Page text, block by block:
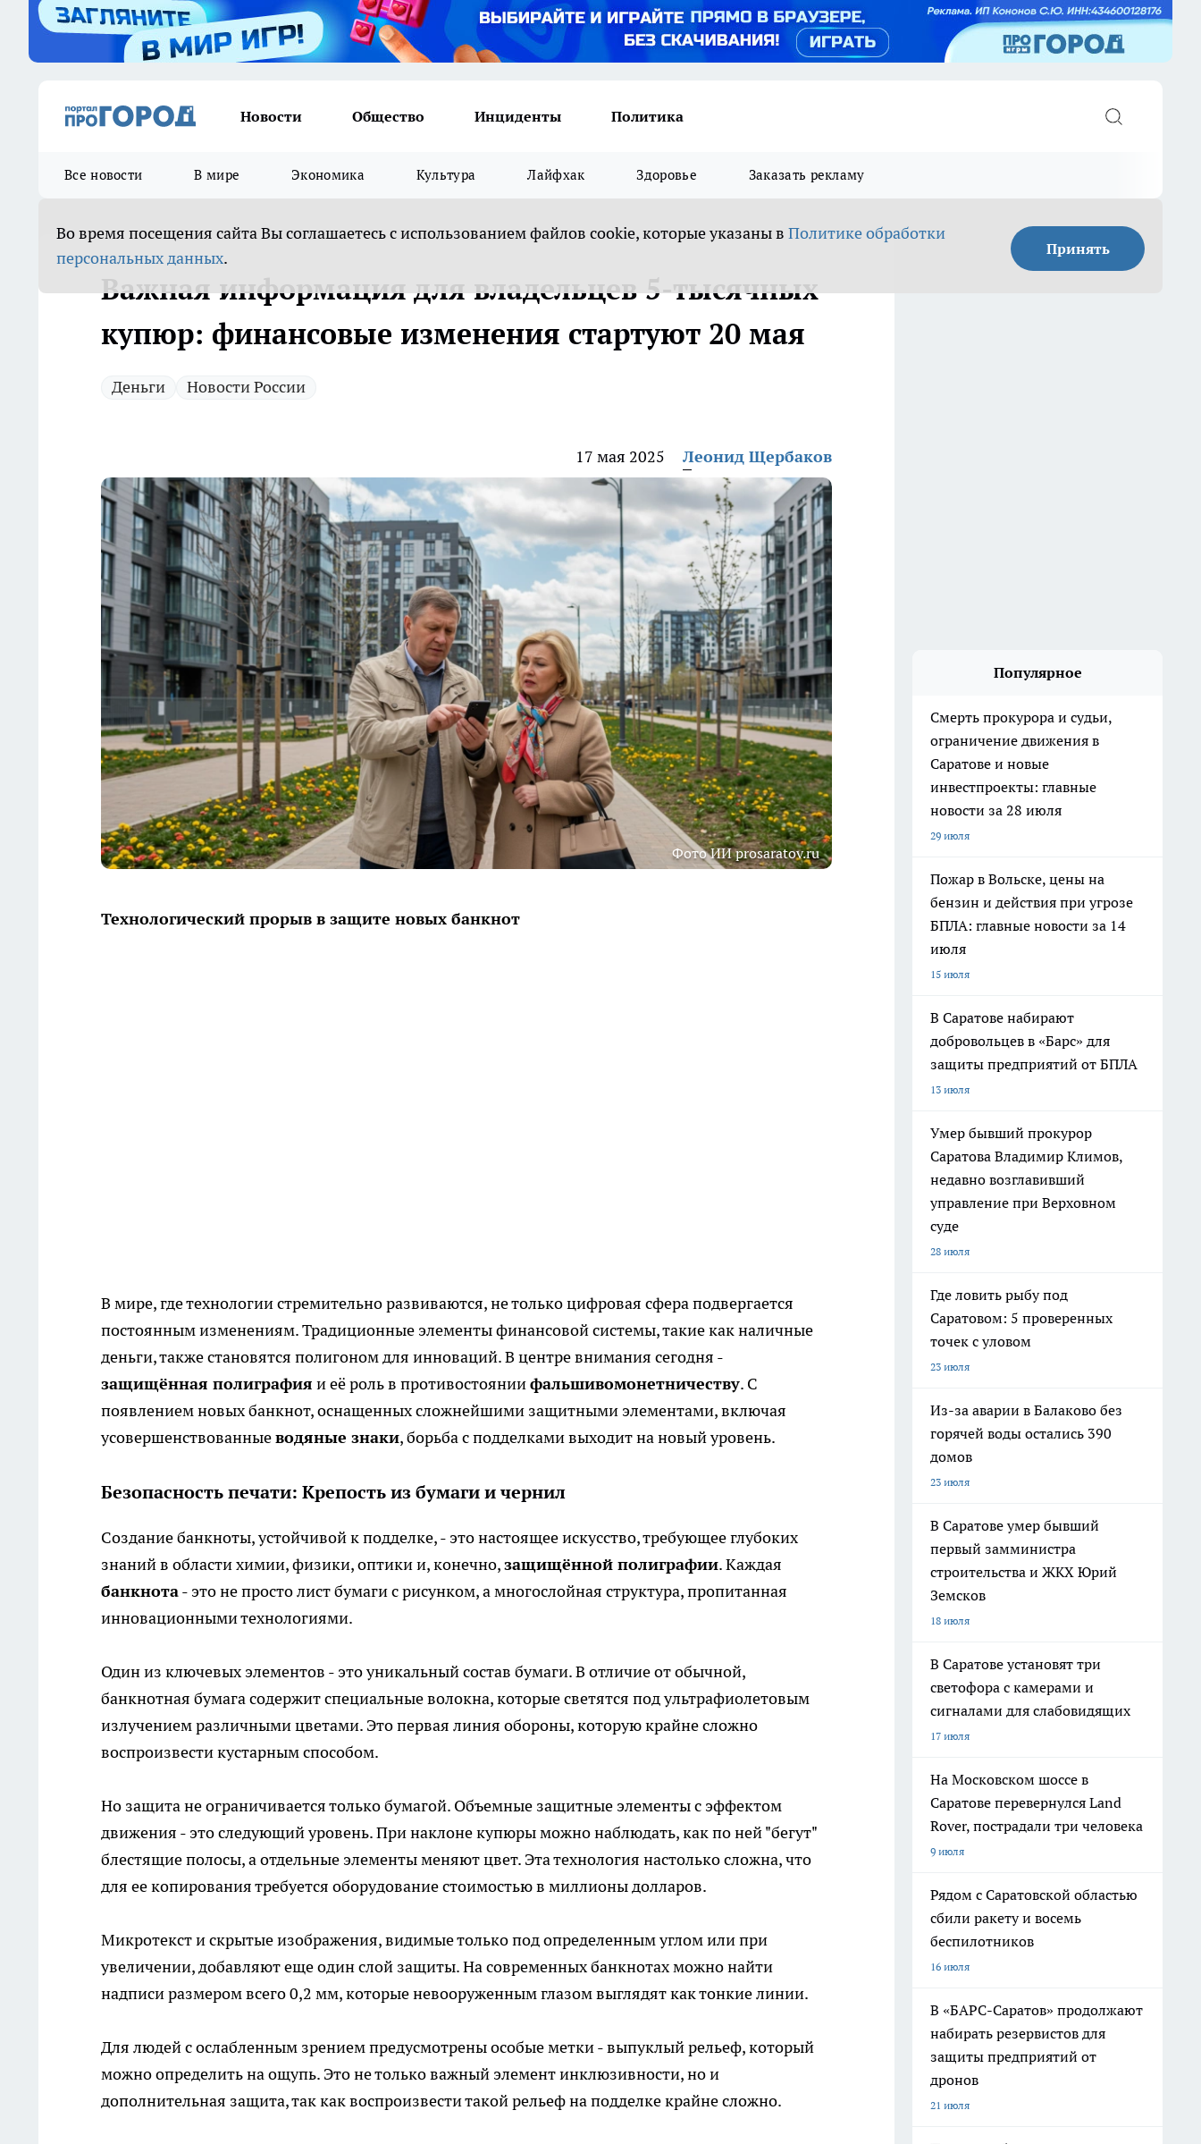
Новости Общество Инциденты Политика
Все новости В мире Экономика Культура Лайфхак Здоровье Заказать рекламу
Во время посещения сайта Вы соглашаетесь с использованием файлов cookie, которые указаны в Политике обработки
персональных данных. Принять
Важная информация для владельцев 5-тысячных
купюр: финансовые изменения стартуют 20 мая
Деньги Новости России
17 мая 2025 Леонид Щербаков
Фото ИИ prosaratov.ru
Технологический прорыв в защите новых банкнот
В мире, где технологии стремительно развиваются, не только цифровая сфера подвергается
постоянным изменениям. Традиционные элементы финансовой системы, такие как наличные
деньги, также становятся полигоном для инноваций. В центре внимания сегодня -
защищённая полиграфия и её роль в противостояниифальшивомонетничеству. С
появлением новых банкнот, оснащенных сложнейшими защитными элементами, включая
усовершенствованныеводяные знаки, борьба с подделками выходит на новый уровень.
Безопасность печати: Крепость из бумаги и чернил
Создание банкноты, устойчивой к подделке, - это настоящее искусство, требующее глубоких
знаний в области химии, физики, оптики и, конечно,защищённой полиграфии. Каждая
банкнота- это не просто лист бумаги с рисунком, а многослойная структура, пропитанная
инновационными технологиями.
Один из ключевых элементов - это уникальный состав бумаги. В отличие от обычной,
банкнотная бумага содержит специальные волокна, которые светятся под ультрафиолетовым
излучением различными цветами. Это первая линия обороны, которую крайне сложно
воспроизвести кустарным способом.
Но защита не ограничивается только бумагой. Объемные защитные элементы с эффектом
движения - это следующий уровень. При наклоне купюры можно наблюдать, как по ней "бегут"
блестящие полосы, а отдельные элементы меняют цвет. Эта технология настолько сложна, что
для ее копирования требуется оборудование стоимостью в миллионы долларов.
Микротекст и скрытые изображения, видимые только под определенным углом или при
увеличении, добавляют еще один слой защиты. На современных банкнотах можно найти
надписи размером всего 0,2 мм, которые невооруженным глазом выглядят как тонкие линии.
Для людей с ослабленным зрением предусмотрены особые метки - выпуклый рельеф, который
можно определить на ощупь. Это не только важный элемент инклюзивности, но и
дополнительная защита, так как воспроизвести такой рельеф на подделке крайне сложно.
Популярное
Смерть прокурора и судьи,
ограничение движения в
Саратове и новые
инвестпроекты: главные
новости за 28 июля
29 июля
Пожар в Вольске, цены на
бензин и действия при угрозе
БПЛА: главные новости за 14
июля
15 июля
В Саратове набирают
добровольцев в «Барс» для
защиты предприятий от БПЛА
13 июля
Умер бывший прокурор
Саратова Владимир Климов,
недавно возглавивший
управление при Верховном
суде
28 июля
Где ловить рыбу под
Саратовом: 5 проверенных
точек с уловом
23 июля
Из-за аварии в Балаково без
горячей воды остались 390
домов
23 июля
В Саратове умер бывший
первый замминистра
строительства и ЖКХ Юрий
Земсков
18 июля
В Саратове установят три
светофора с камерами и
сигналами для слабовидящих
17 июля
На Московском шоссе в
Саратове перевернулся Land
Rover, пострадали три человека
9 июля
Рядом с Саратовской областью
сбили ракету и восемь
беспилотников
16 июля
В «БАРС-Саратов» продолжают
набирать резервистов для
защиты предприятий от
дронов
21 июля